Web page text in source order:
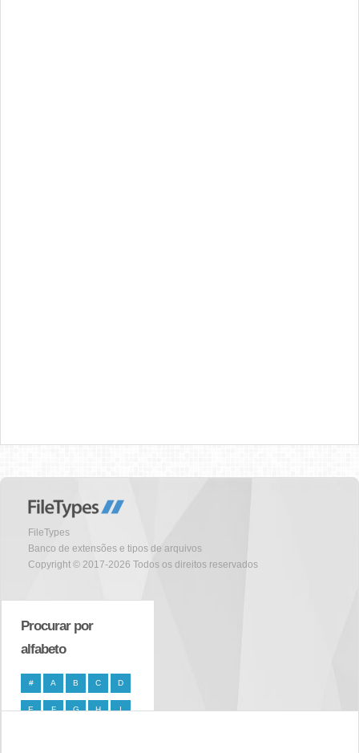
FileTypes
Banco de extensões e tipos de arquivos
Copyright © 2017-2026 Todos os direitos reservados
Procurar por
alfabeto
# A B C D
E F G H I